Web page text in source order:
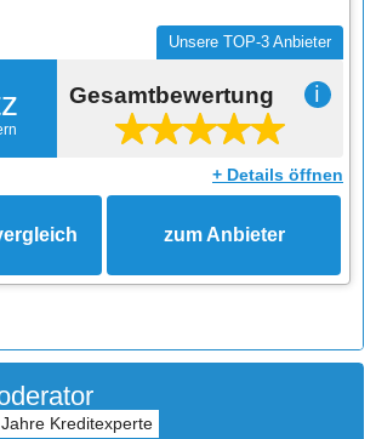
Unsere TOP-3 Anbieter
Gesamtbewertung ℹ
+ Details öffnen
zum Anbieter